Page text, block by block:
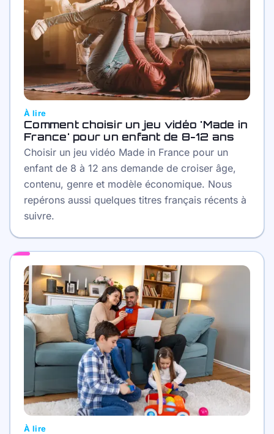
À lire
Comment choisir un jeu vidéo 'Made in
France' pour un enfant de 8-12 ans
Choisir un jeu vidéo Made in France pour un
enfant de 8 à 12 ans demande de croiser âge,
contenu, genre et modèle économique. Nous
repérons aussi quelques titres français récents à
suivre.
À lire